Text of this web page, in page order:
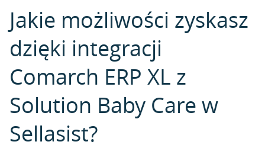
Jakie możliwości zyskasz
dzięki integracji
Comarch ERP XL z
Solution Baby Care w
Sellasist?